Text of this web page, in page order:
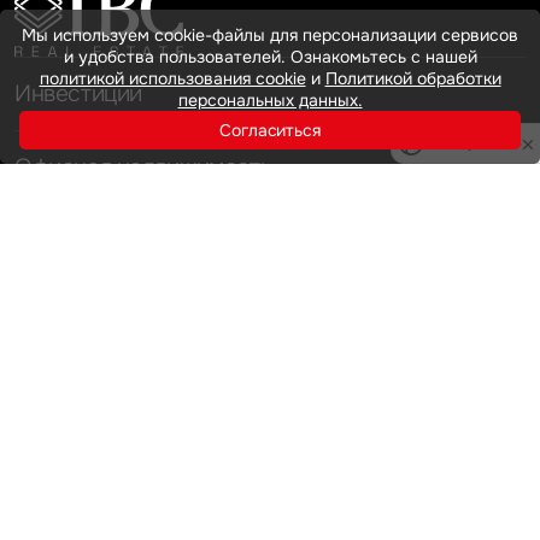
Инвестиции
Офисная недвижимость
Мы используем cookie-файлы для персонализации сервисов
и удобства пользователей. Ознакомьтесь с нашей
политикой использования cookieи Политикой обработки
персональных данных.
Согласиться